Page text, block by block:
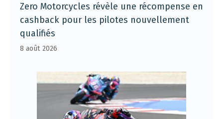
Zero Motorcycles révèle une récompense en
cashback pour les pilotes nouvellement
qualifiés
8 août 2026